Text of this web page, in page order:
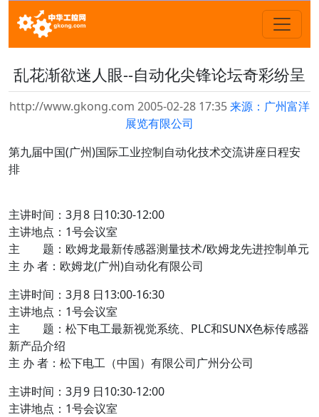
乱花渐欲迷人眼--自动化尖锋论坛奇彩纷呈
http://www.gkong.com 2005-02-28 17:35来源：广州富洋
展览有限公司
第九届中国(广州)国际工业控制自动化技术交流讲座日程安
排
主讲时间：3月8 日10:30-12:00
主讲地点：1号会议室
主 题：欧姆龙最新传感器测量技术/欧姆龙先进控制单元
主 办 者：欧姆龙(广州)自动化有限公司
主讲时间：3月8 日13:00-16:30
主讲地点：1号会议室
主 题：松下电工最新视觉系统、PLC和SUNX色标传感器
新产品介绍
主 办 者：松下电工（中国）有限公司广州分公司
主讲时间：3月9 日10:30-12:00
主讲地点：1号会议室